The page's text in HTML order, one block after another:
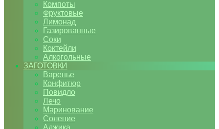
Компоты
Фруктовые
Лимонад
Газированные
Соки
Коктейли
Алкогольные
ЗАГОТОВКИ
Варенье
Конфитюр
Повидло
Лечо
Маринование
Соление
Аджика